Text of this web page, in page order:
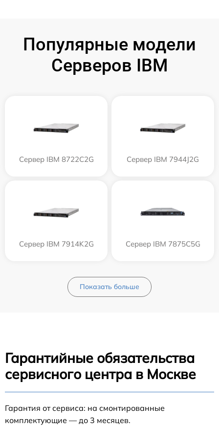
Популярные модели
Серверов IBM
Сервер IBM 8722C2G Сервер IBM 7944J2G
Сервер IBM 7914K2G Сервер IBM 7875C5G
Показать больше
Гарантийные обязательства
сервисного центра в Москве
Гарантия от сервиса: на смонтированные
комплектующие — до 3 месяцев.